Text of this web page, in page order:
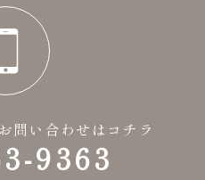
問い合わせはコチラ
9363